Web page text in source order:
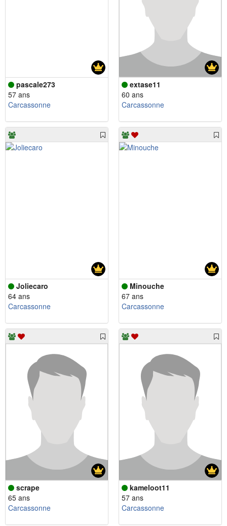
pascale273
57 ans
Carcassonne
extase11
60 ans
Carcassonne
Joliecaro
64 ans
Carcassonne
Minouche
67 ans
Carcassonne
scrape
65 ans
Carcassonne
kameloot11
57 ans
Carcassonne